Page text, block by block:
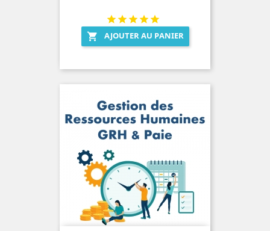
 AJOUTER AU PANIER